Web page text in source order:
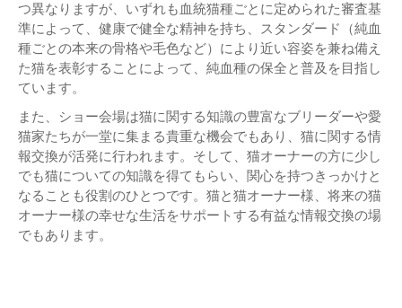
つ異なりますが、いずれも血統猫種ごとに定められた審査基
準によって、健康で健全な精神を持ち、スタンダード（純血
種ごとの本来の骨格や毛色など）により近い容姿を兼ね備え
た猫を表彰することによって、純血種の保全と普及を目指し
ています。
また、ショー会場は猫に関する知識の豊富なブリーダーや愛
猫家たちが一堂に集まる貴重な機会でもあり、猫に関する情
報交換が活発に行われます。そして、猫オーナーの方に少し
でも猫についての知識を得てもらい、関心を持つきっかけと
なることも役割のひとつです。猫と猫オーナー様、将来の猫
オーナー様の幸せな生活をサポートする有益な情報交換の場
でもあります。